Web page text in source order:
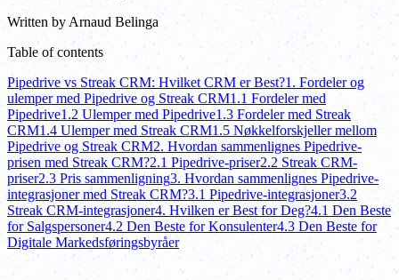
Written by Arnaud Belinga
Table of contents
Pipedrive vs Streak CRM: Hvilket CRM er Best?1. Fordeler og
ulemper med Pipedrive og Streak CRM1.1 Fordeler med
Pipedrive1.2 Ulemper med Pipedrive1.3 Fordeler med Streak
CRM1.4 Ulemper med Streak CRM1.5 Nøkkelforskjeller mellom
Pipedrive og Streak CRM2. Hvordan sammenlignes Pipedrive-
prisen med Streak CRM?2.1 Pipedrive-priser2.2 Streak CRM-
priser2.3 Pris sammenligning3. Hvordan sammenlignes Pipedrive-
integrasjoner med Streak CRM?3.1 Pipedrive-integrasjoner3.2
Streak CRM-integrasjoner4. Hvilken er Best for Deg?4.1 Den Beste
for Salgspersoner4.2 Den Beste for Konsulenter4.3 Den Beste for
Digitale Markedsføringsbyråer